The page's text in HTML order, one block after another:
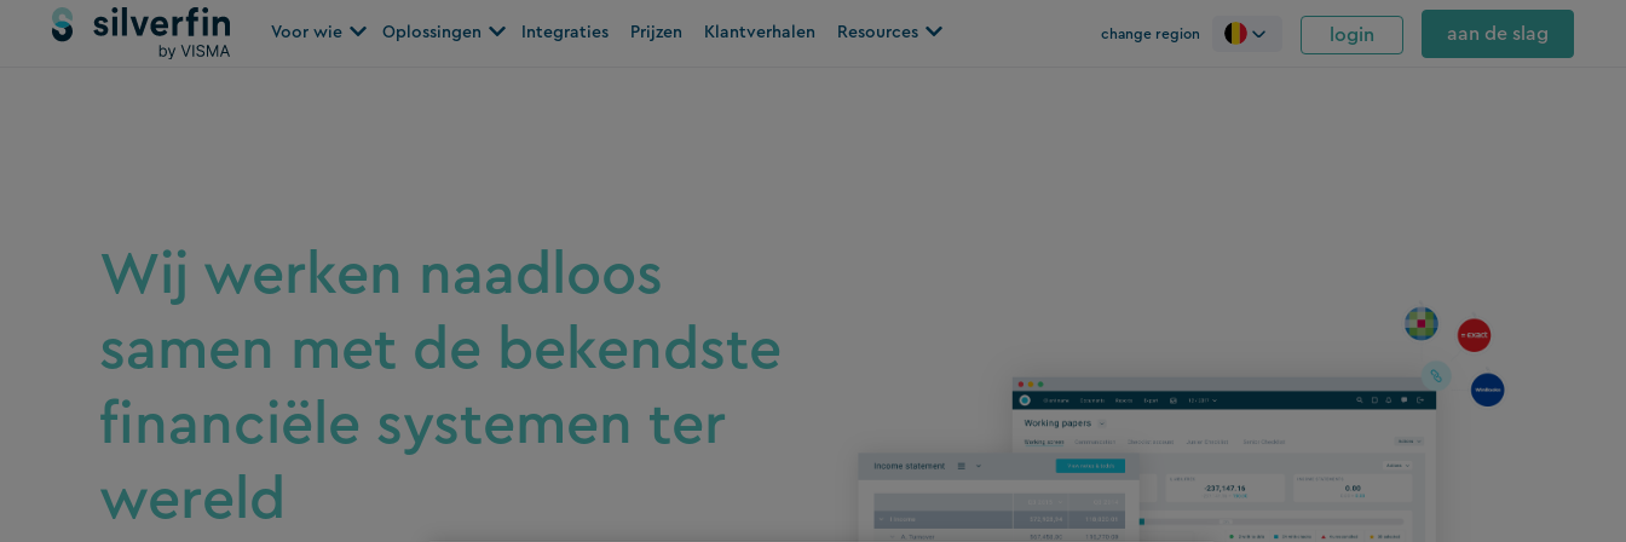
Spring
Voor wie Open Voor wie
Oplossingen Open Oplossingen
Integraties Prijzen Klantverhalen Resources Open Resources change region login aan de slag
Wij werken naadloos
samen met de bekendste
financiële systemen ter
wereld